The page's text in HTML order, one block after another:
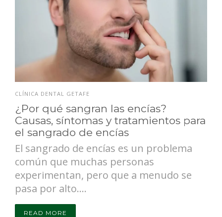
CLÍNICA DENTAL GETAFE
¿Por qué sangran las encías?
Causas, síntomas y tratamientos para
el sangrado de encías
El sangrado de encías es un problema
común que muchas personas
experimentan, pero que a menudo se
pasa por alto....
READ MORE